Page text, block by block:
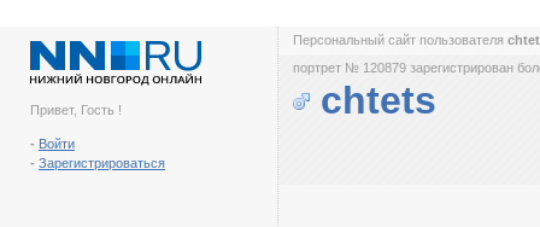
Привет, Гость !
- Войти
- Зарегистрироваться
Персональный сайт пользователя
портрет № 120879 зарегистрирован
chtets